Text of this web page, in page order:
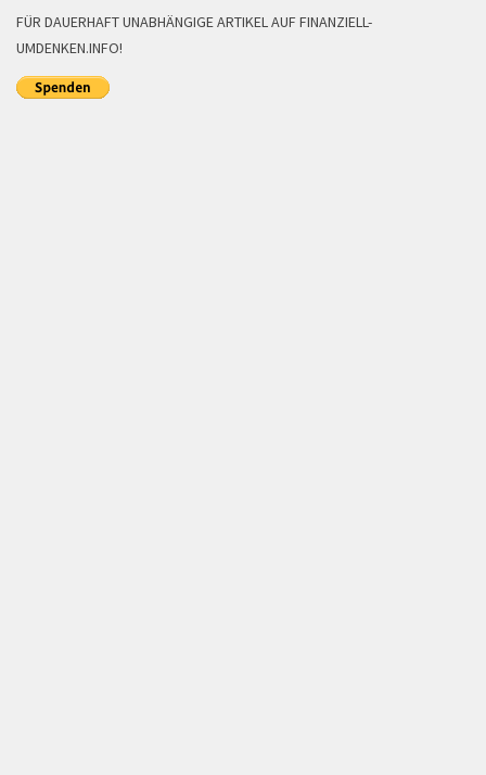
FÜR DAUERHAFT UNABHÄNGIGE ARTIKEL AUF FINANZIELL-
UMDENKEN.INFO!